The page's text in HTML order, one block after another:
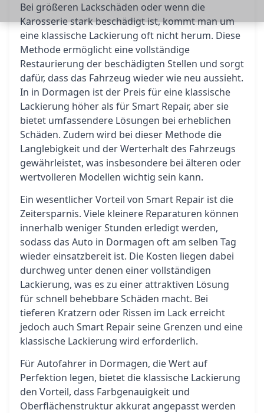
Bei größeren Lackschäden oder wenn die
Karosserie stark beschädigt ist, kommt man um
eine klassische Lackierung oft nicht herum. Diese
Methode ermöglicht eine vollständige
Restaurierung der beschädigten Stellen und sorgt
dafür, dass das Fahrzeug wieder wie neu aussieht.
In in Dormagen ist der Preis für eine klassische
Lackierung höher als für Smart Repair, aber sie
bietet umfassendere Lösungen bei erheblichen
Schäden. Zudem wird bei dieser Methode die
Langlebigkeit und der Werterhalt des Fahrzeugs
gewährleistet, was insbesondere bei älteren oder
wertvolleren Modellen wichtig sein kann.
Ein wesentlicher Vorteil von Smart Repair ist die
Zeitersparnis. Viele kleinere Reparaturen können
innerhalb weniger Stunden erledigt werden,
sodass das Auto in Dormagen oft am selben Tag
wieder einsatzbereit ist. Die Kosten liegen dabei
durchweg unter denen einer vollständigen
Lackierung, was es zu einer attraktiven Lösung
für schnell behebbare Schäden macht. Bei
tieferen Kratzern oder Rissen im Lack erreicht
jedoch auch Smart Repair seine Grenzen und eine
klassische Lackierung wird erforderlich.
Für Autofahrer in Dormagen, die Wert auf
Perfektion legen, bietet die klassische Lackierung
den Vorteil, dass Farbgenauigkeit und
Oberflächenstruktur akkurat angepasst werden